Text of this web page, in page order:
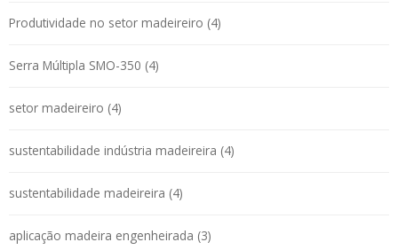
Produtividade no setor madeireiro (4)
Serra Múltipla SMO-350 (4)
setor madeireiro (4)
sustentabilidade indústria madeireira (4)
sustentabilidade madeireira (4)
aplicação madeira engenheirada (3)